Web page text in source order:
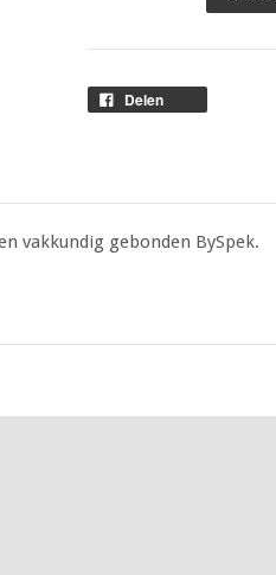
Delen
vakkundig gebonden BySpek.